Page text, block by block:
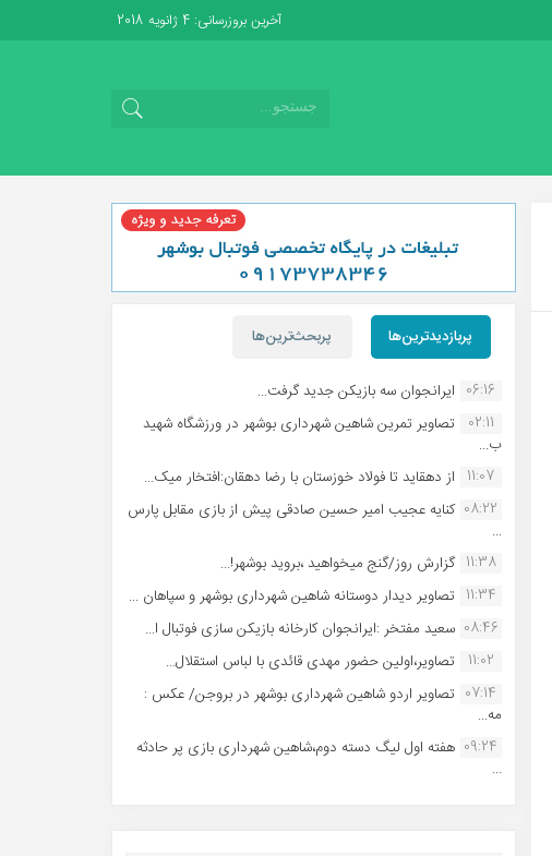
آخرین بروزرسانی: 4 ژانویه 2018
پربازدیدترین‌ها پربحث‌ترین‌ها
06:16 ایرانجوان سه بازیکن جدید گرفت...
02:11
تصاویر تمرین شاهین شهردارى بوشهر در ورزشگاه شهید
ب...
11:07 از دهقاید تا فولاد خوزستان با رضا دهقان:افتخار میک...
08:22 کنایه عجیب امیر حسین صادقی پیش از بازی مقابل پارس
...
11:38 گزارش روز/گنج میخواهید ،بروید بوشهر!...
11:34 تصاویر دیدار دوستانه شاهین شهردارى بوشهر و سپاهان ...
08:46 سعید مفتخر :ایرانجوان کارخانه بازیکن سازی فوتبال ا...
11:02
تصاویر،اولین حضور مهدی قائدی با لباس استقلال...
07:14 تصاویر اردو شاهین شهرداری بوشهر در بروجن/ عکس :
مه...
09:24 هفته اول لیگ دسته دوم،شاهین شهرداری بازی پر حادثه
...